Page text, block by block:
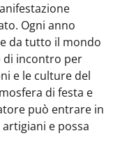
Ogni anno
da tutto il mondo
di incontro per
e le culture del
di festa e
può entrare in
e possa